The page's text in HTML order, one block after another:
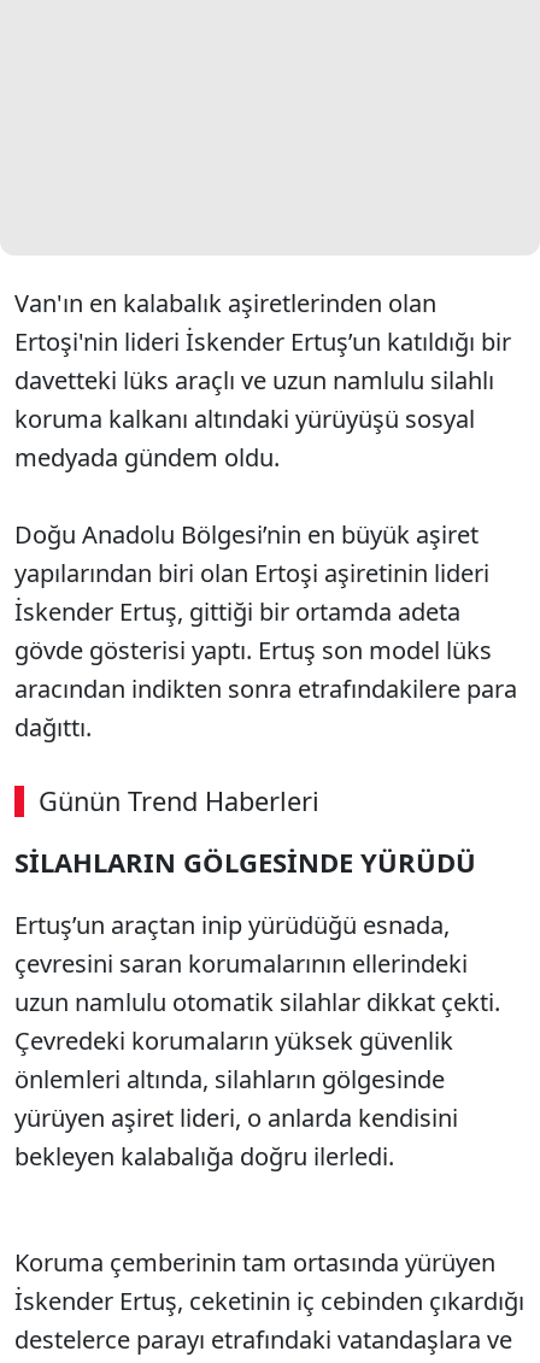
Van'ın en kalabalık aşiretlerinden olan
Ertoşi'nin lideri İskender Ertuş’un katıldığı bir
davetteki lüks araçlı ve uzun namlulu silahlı
koruma kalkanı altındaki yürüyüşü sosyal
medyada gündem oldu.
Doğu Anadolu Bölgesi’nin en büyük aşiret
yapılarından biri olan Ertoşi aşiretinin lideri
İskender Ertuş, gittiği bir ortamda adeta
gövde gösterisi yaptı. Ertuş son model lüks
aracından indikten sonra etrafındakilere para
dağıttı.
Günün Trend Haberleri
00:02 / 03:08
Sesi Aç
SİLAHLARIN GÖLGESİNDE YÜRÜDÜ
Ertuş’un araçtan inip yürüdüğü esnada,
çevresini saran korumalarının ellerindeki
uzun namlulu otomatik silahlar dikkat çekti.
Çevredeki korumaların yüksek güvenlik
önlemleri altında, silahların gölgesinde
yürüyen aşiret lideri, o anlarda kendisini
bekleyen kalabalığa doğru ilerledi.
Koruma çemberinin tam ortasında yürüyen
İskender Ertuş, ceketinin iç cebinden çıkardığı
destelerce parayı etrafındaki vatandaşlara ve